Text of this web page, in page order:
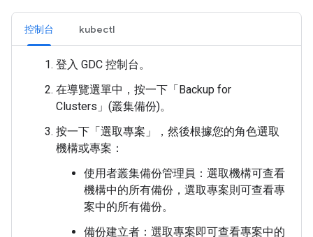
控制台 kubectl
登入 GDC 控制台。
在導覽選單中，按一下「Backup for
Clusters」(叢集備份)。
按一下「選取專案」
，然後根據您的角色選取
機構或專案：
使用者叢集備份管理員：選取機構可查看
機構中的所有備份，選取專案則可查看專
案中的所有備份。
備份建立者：選取專案即可查看專案中的